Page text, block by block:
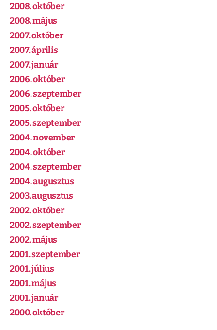
2008. október
2008. május
2007. október
2007. április
2007. január
2006. október
2006. szeptember
2005. október
2005. szeptember
2004. november
2004. október
2004. szeptember
2004. augusztus
2003. augusztus
2002. október
2002. szeptember
2002. május
2001. szeptember
2001. július
2001. május
2001. január
2000. október